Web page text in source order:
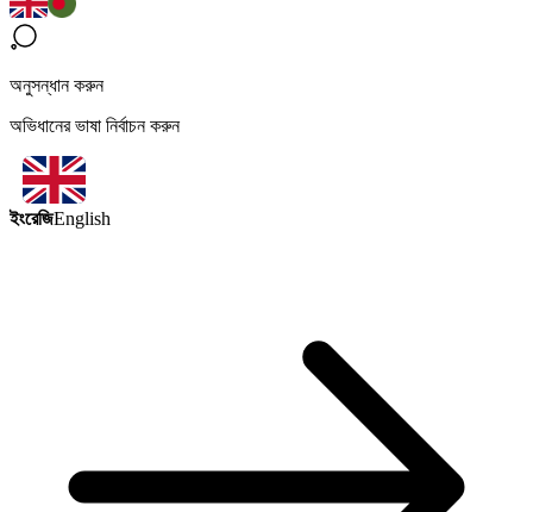
অনুসন্ধান করুন
অভিধানের ভাষা নির্বাচন করুন
ইংরেজিEnglish